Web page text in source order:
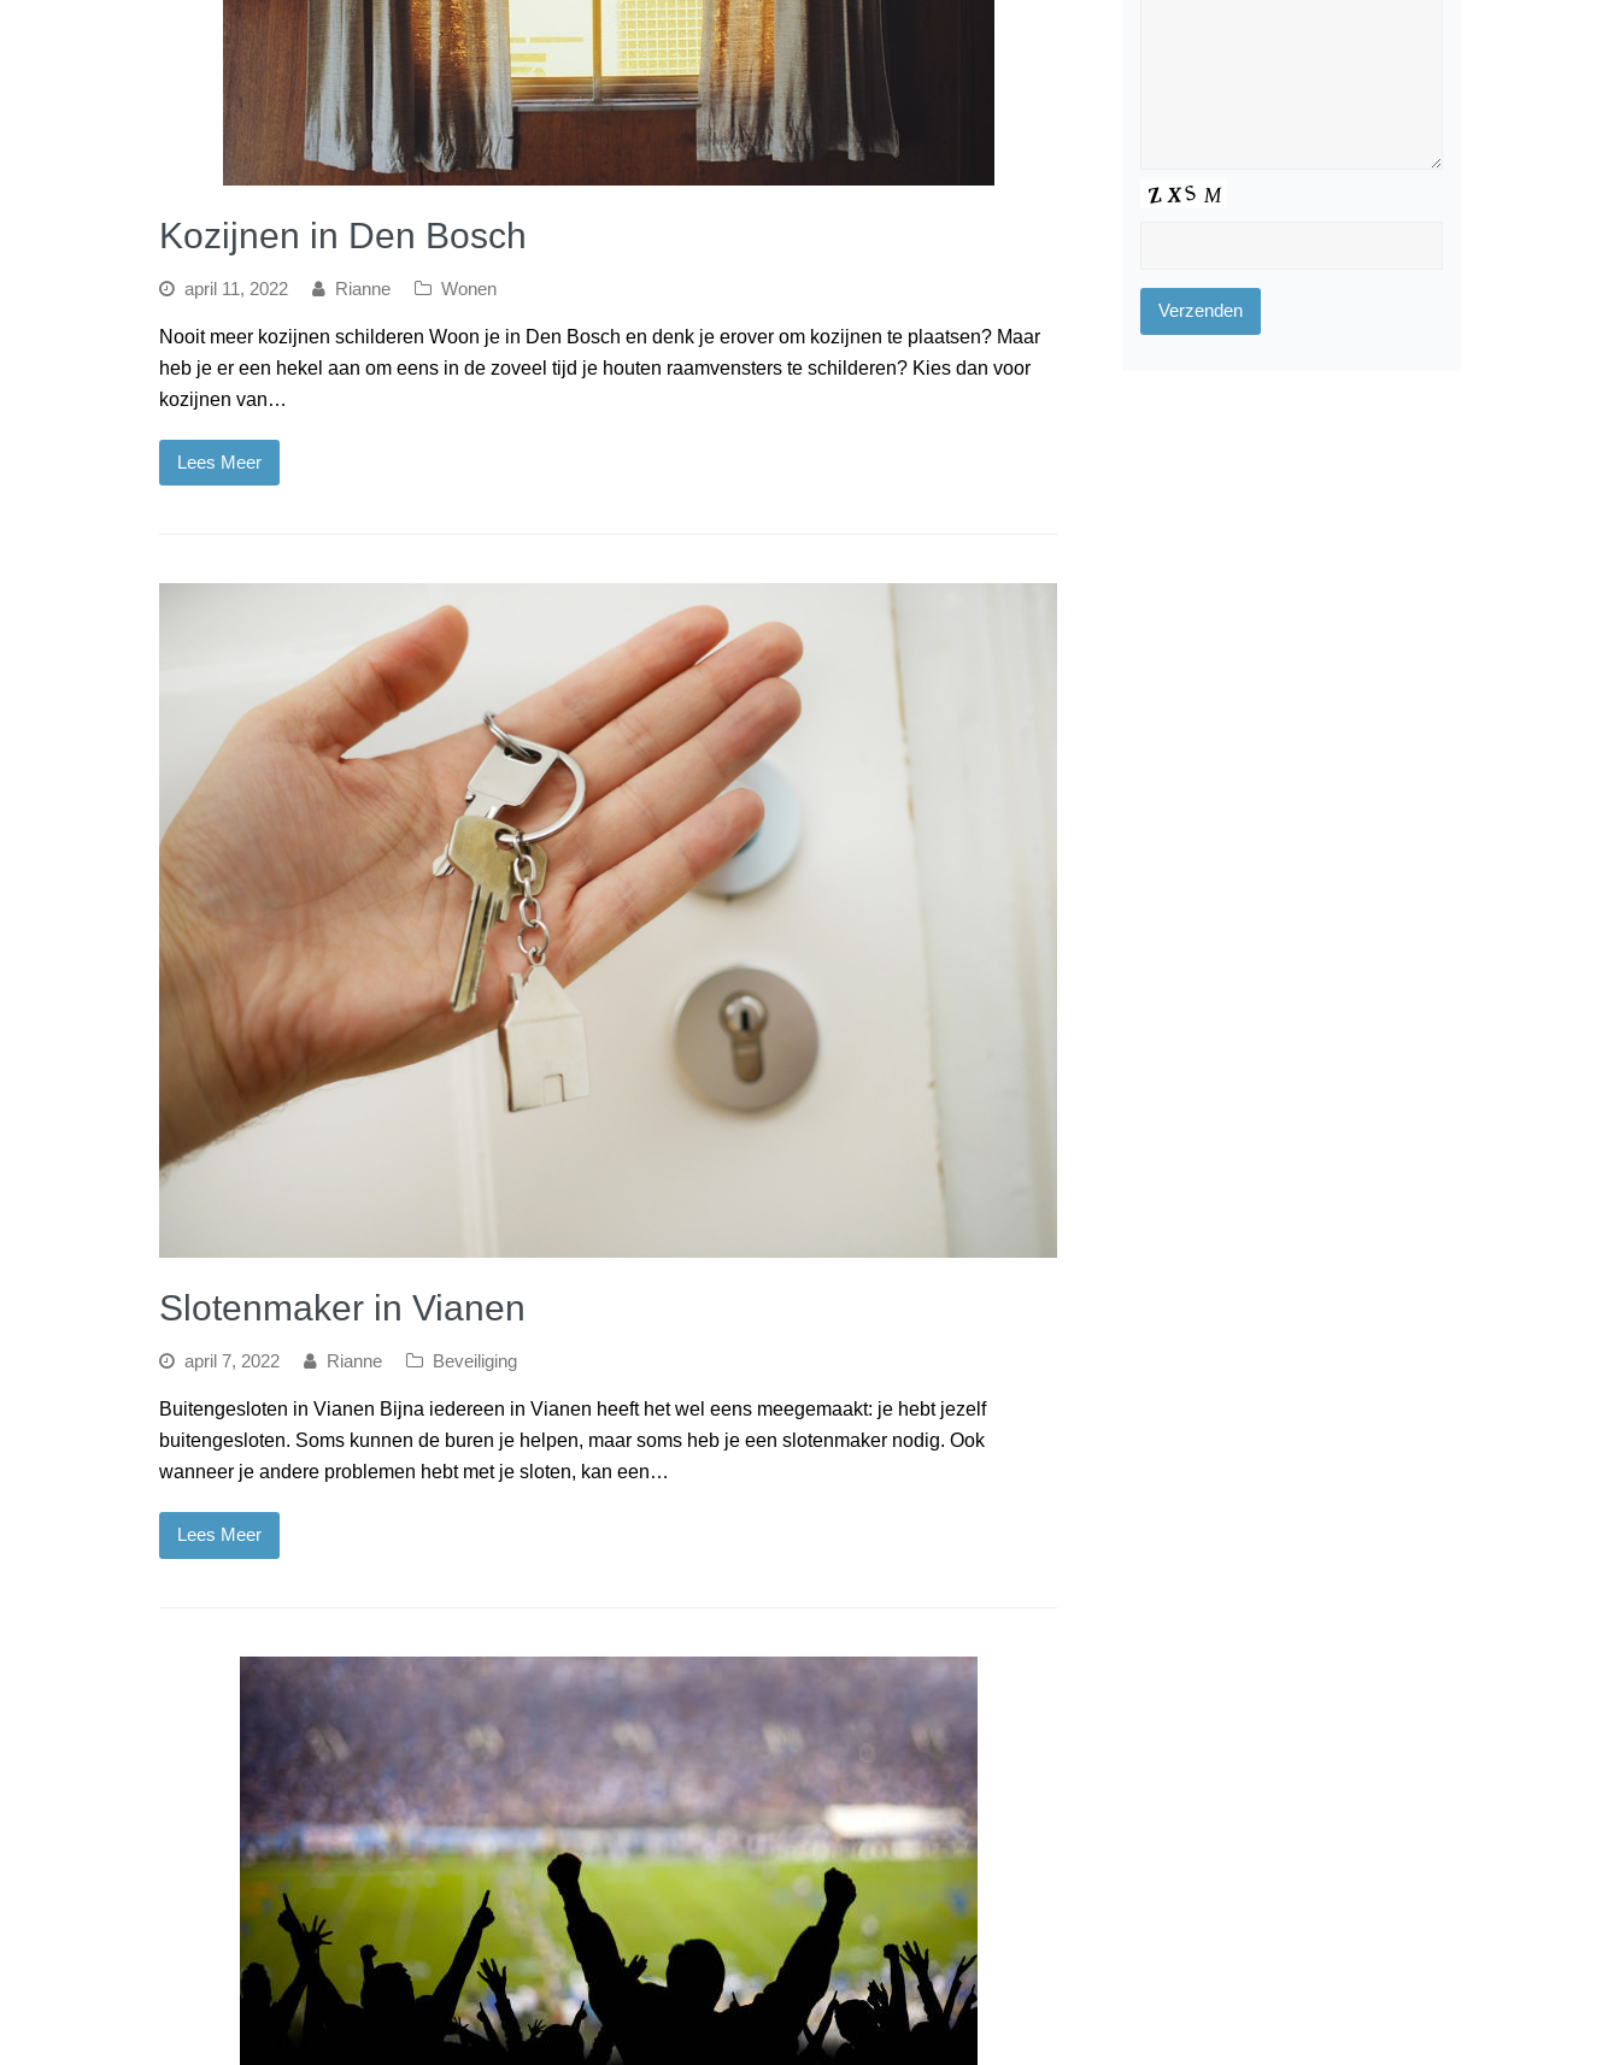
Kozijnen in Den Bosch
april 11, 2022 Rianne Wonen
Nooit meer kozijnen schilderen Woon je in Den Bosch en denk je erover om kozijnen te plaatsen? Maar
heb je er een hekel aan om eens in de zoveel tijd je houten raamvensters te schilderen? Kies dan voor
kozijnen van…
Lees Meer
Slotenmaker in Vianen
april 7, 2022 Rianne Beveiliging
Buitengesloten in Vianen Bijna iedereen in Vianen heeft het wel eens meegemaakt: je hebt jezelf
buitengesloten. Soms kunnen de buren je helpen, maar soms heb je een slotenmaker nodig. Ook
wanneer je andere problemen hebt met je sloten, kan een…
Lees Meer